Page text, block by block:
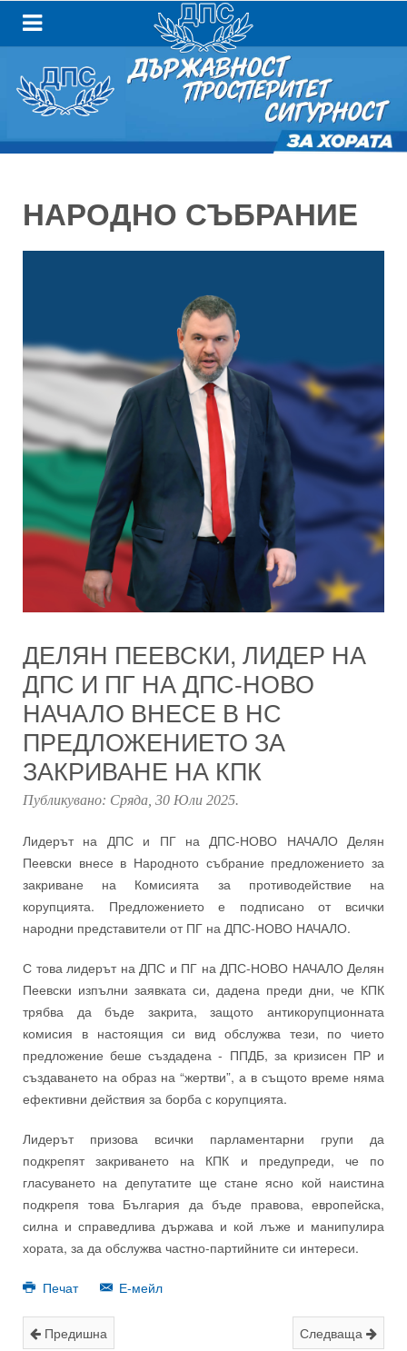
НАРОДНО СЪБРАНИЕ
ДЕЛЯН ПЕЕВСКИ, ЛИДЕР НА
ДПС И ПГ НА ДПС-НОВО
НАЧАЛО ВНЕСЕ В НС
ПРЕДЛОЖЕНИЕТО ЗА
ЗАКРИВАНЕ НА КПК
Публикувано: Сряда, 30 Юли 2025.
Лидерът на ДПС и ПГ на ДПС-НОВО НАЧАЛО Делян
Пеевски внесе в Народното събрание предложението за
закриване на Комисията за противодействие на
корупцията. Предложението е подписано от всички
народни представители от ПГ на ДПС-НОВО НАЧАЛО.
С това лидерът на ДПС и ПГ на ДПС-НОВО НАЧАЛО Делян
Пеевски изпълни заявката си, дадена преди дни, че КПК
трябва да бъде закрита, защото антикорупционната
комисия в настоящия си вид обслужва тези, по чието
предложение беше създадена - ППДБ, за кризисен ПР и
създаването на образ на “жертви”, а в същото време няма
ефективни действия за борба с корупцията.
Лидерът призова всички парламентарни групи да
подкрепят закриването на КПК и предупреди, че по
гласуването на депутатите ще стане ясно кой наистина
подкрепя това България да бъде правова, европейска,
силна и справедлива държава и кой лъже и манипулира
хората, за да обслужва частно-партийните си интереси.
Печат Е-мейл
Предишна Следваща